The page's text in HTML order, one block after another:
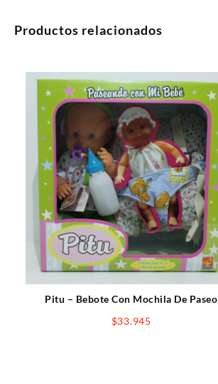
Productos relacionados
Pitu – Bebote Con Mochila De Paseo
$33.945